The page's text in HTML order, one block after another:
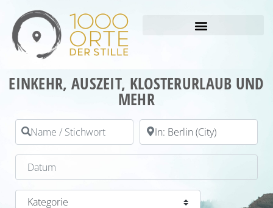
EINKEHR, AUSZEIT, KLOSTERURLAUB UND
MEHR
Name / Stichwort PLZ / Ort
Datum
Kategorie